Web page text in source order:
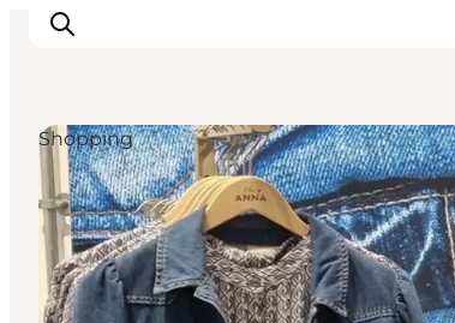
Ispirazioni
Dove andare
Cosa fare
Dove dormire
Shopping